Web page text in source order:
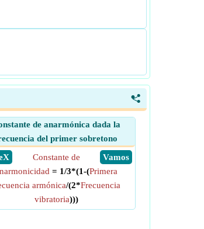
<
de anarmónica dada la
del primer sobretono
​ Vamos
Constante de
= 1/3*(1-(Primera
armónica/(2*Frecuencia
vibratoria)))